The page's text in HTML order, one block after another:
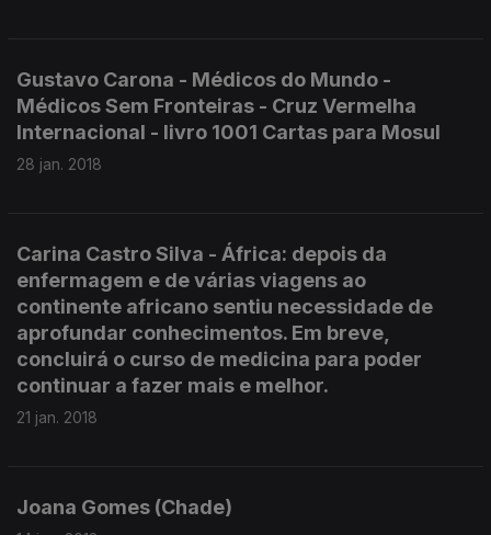
Gustavo Carona - Médicos do Mundo -
Médicos Sem Fronteiras - Cruz Vermelha
Internacional - livro 1001 Cartas para Mosul
28 jan. 2018
Carina Castro Silva - África: depois da
enfermagem e de várias viagens ao
continente africano sentiu necessidade de
aprofundar conhecimentos. Em breve,
concluirá o curso de medicina para poder
continuar a fazer mais e melhor.
21 jan. 2018
Joana Gomes (Chade)